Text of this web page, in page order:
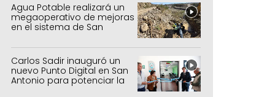
Agua Potable realizará un
megaoperativo de mejoras
en el sistema de San
Carlos Sadir inauguró un
nuevo Punto Digital en San
Antonio para potenciar la
inclusión tecnológica